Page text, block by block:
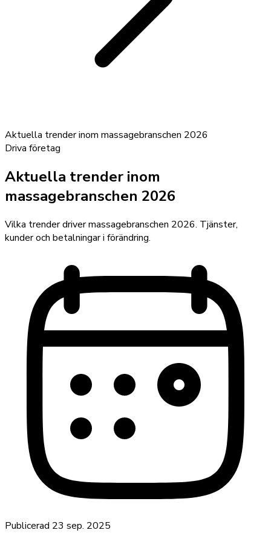
Aktuella trender inom massagebranschen 2026
Driva företag
Aktuella trender inom
massagebranschen 2026
Vilka trender driver massagebranschen 2026. Tjänster,
kunder och betalningar i förändring.
Publicerad 23 sep. 2025